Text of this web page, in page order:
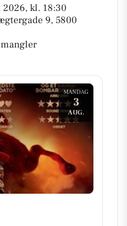
2026, kl. 18:30
9, 5800
MANDAG
3
AUG.